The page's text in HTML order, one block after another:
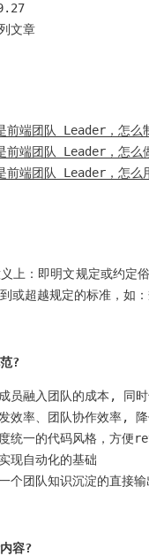
文章
端团队 Leader，怎么
端团队 Leader，怎么
端团队 Leader，怎么
上：即明文规定或约定
或超越规定的标准，如
?
员融入团队的成本, 同
效率、团队协作效率,
统一的代码风格，方便
现自动化的基础
个团队知识沉淀的直接输
容?